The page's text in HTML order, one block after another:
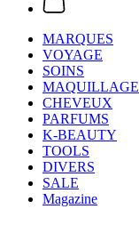
MARQUES
VOYAGE
SOINS
MAQUILLAGE
CHEVEUX
PARFUMS
K-BEAUTY
TOOLS
DIVERS
SALE
Magazine